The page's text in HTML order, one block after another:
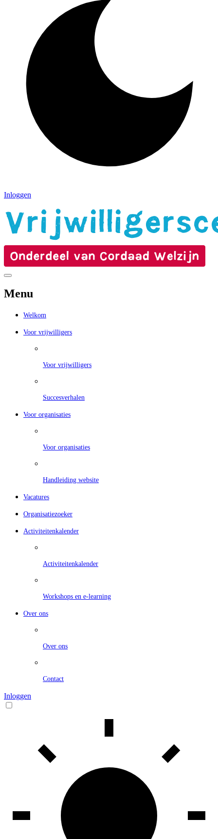
Inloggen
Menu
Welkom
Voor vrijwilligers
Voor vrijwilligers
Succesverhalen
Voor organisaties
Voor organisaties
Handleiding website
Vacatures
Organisatiezoeker
Activiteitenkalender
Activiteitenkalender
Workshops en e-learning
Over ons
Over ons
Contact
Inloggen